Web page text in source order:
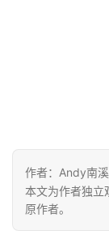
作者：Andy南
本文为作者独立
原作者。